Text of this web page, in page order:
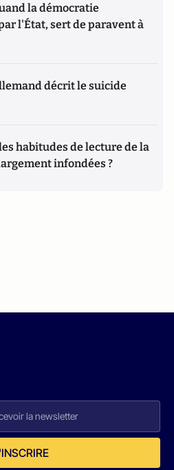
la démocratie
l'État, sert de paravent à
décrit le suicide
habitudes de lecture de la
infondées ?